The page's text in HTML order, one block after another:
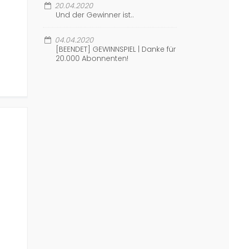
20.04.2020
Und der Gewinner ist..
04.04.2020
[BEENDET] GEWINNSPIEL | Danke für
20.000 Abonnenten!